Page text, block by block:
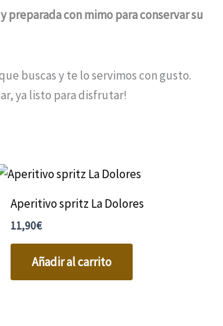
preparada con mimo para conservar su
buscas y te lo servimos con gusto.
ya listo para disfrutar!
Aperitivo spritz La Dolores
11,90€
Añadir al carrito